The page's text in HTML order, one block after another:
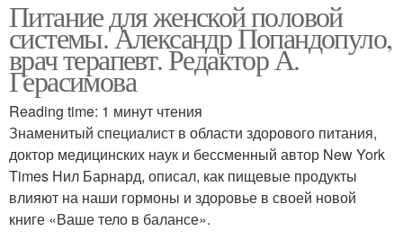
Питание для женской половой
системы. Александр Попандопуло,
врач терапевт. Редактор А.
Герасимова
Reading time: 1 минут чтения
Знаменитый специалист в области здорового питания,
доктор медицинских наук и бессменный автор New York
Times Нил Барнард, описал, как пищевые продукты
влияют на наши гормоны и здоровье в своей новой
книге «Ваше тело в балансе».